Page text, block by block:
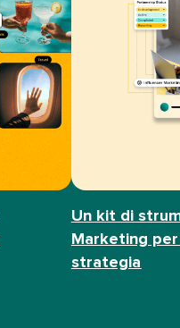
Un kit di
Marketing
strategia​​